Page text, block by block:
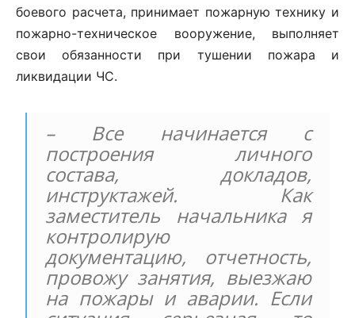
боевого расчета, принимает пожарную технику и
пожарно-техническое вооружение, выполняет
свои обязанности при тушении пожара и
ликвидации ЧС.
– Все начинается с
построения личного
состава, докладов,
инструктажей. Как
заместитель начальника я
контролирую
документацию, отчетность,
провожу занятия, выезжаю
на пожары и аварии. Если